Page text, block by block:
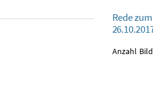
26.10.2017
Rede
Anzahl